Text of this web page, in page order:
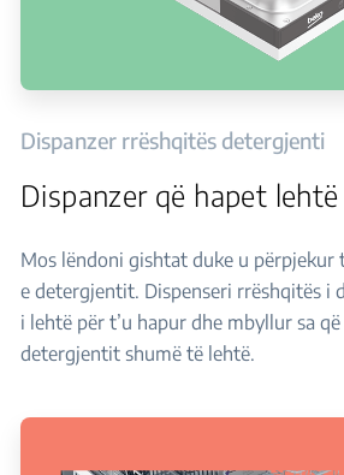
Dispanzer rrëshqitës detergjenti
Dispanzer që hapet lehtë
Mos lëndoni gishtat duke u përpjekur
e detergjentit. Dispenseri rrëshqitës i
i lehtë për t’u hapur dhe mbyllur sa
detergjentit shumë të lehtë.